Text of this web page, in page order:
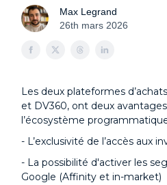
Max Legrand
26th mars 2026
Les deux plateformes
et DV360, ont deux
l’écosystème
- L’exclusivité de l’accès aux
- La possibilité d'activer les
Google (Affinity et in-market)